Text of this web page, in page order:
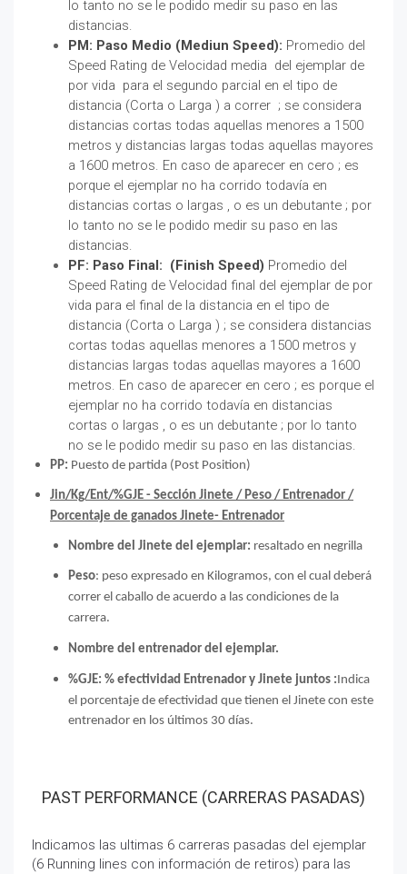
lo tanto no se le podido medir su paso en las
distancias.
PM: Paso Medio (Mediun Speed): Promedio del
Speed Rating de Velocidad media del ejemplar de
por vida para el segundo parcial en el tipo de
distancia (Corta o Larga ) a correr ; se considera
distancias cortas todas aquellas menores a 1500
metros y distancias largas todas aquellas mayores
a 1600 metros. En caso de aparecer en cero ; es
porque el ejemplar no ha corrido todavía en
distancias cortas o largas , o es un debutante ; por
lo tanto no se le podido medir su paso en las
distancias.
PF: Paso Final: (Finish Speed) Promedio del
Speed Rating de Velocidad final del ejemplar de por
vida para el final de la distancia en el tipo de
distancia (Corta o Larga ) ; se considera distancias
cortas todas aquellas menores a 1500 metros y
distancias largas todas aquellas mayores a 1600
metros. En caso de aparecer en cero ; es porque el
ejemplar no ha corrido todavía en distancias
cortas o largas , o es un debutante ; por lo tanto
no se le podido medir su paso en las distancias.
PP: Puesto de partida (Post Position)
Jin/Kg/Ent/%GJE - Sección Jinete / Peso / Entrenador /
Porcentaje de ganados Jinete- Entrenador
Nombre del Jinete del ejemplar: resaltado en negrilla
Peso: peso expresado en Kilogramos, con el cual deberá
correr el caballo de acuerdo a las condiciones de la
carrera.
Nombre del entrenador del ejemplar.
%GJE: % efectividad Entrenador y Jinete juntos :Indica
el porcentaje de efectividad que tienen el Jinete con este
entrenador en los últimos 30 días.
PAST PERFORMANCE (CARRERAS PASADAS)
Indicamos las ultimas 6 carreras pasadas del ejemplar
(6 Running lines con información de retiros) para las